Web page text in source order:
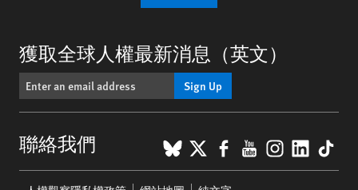
獲取全球人權最新消息（英文）
Sign Up
聯絡我們 BlueSky
X Facebook
YouTube